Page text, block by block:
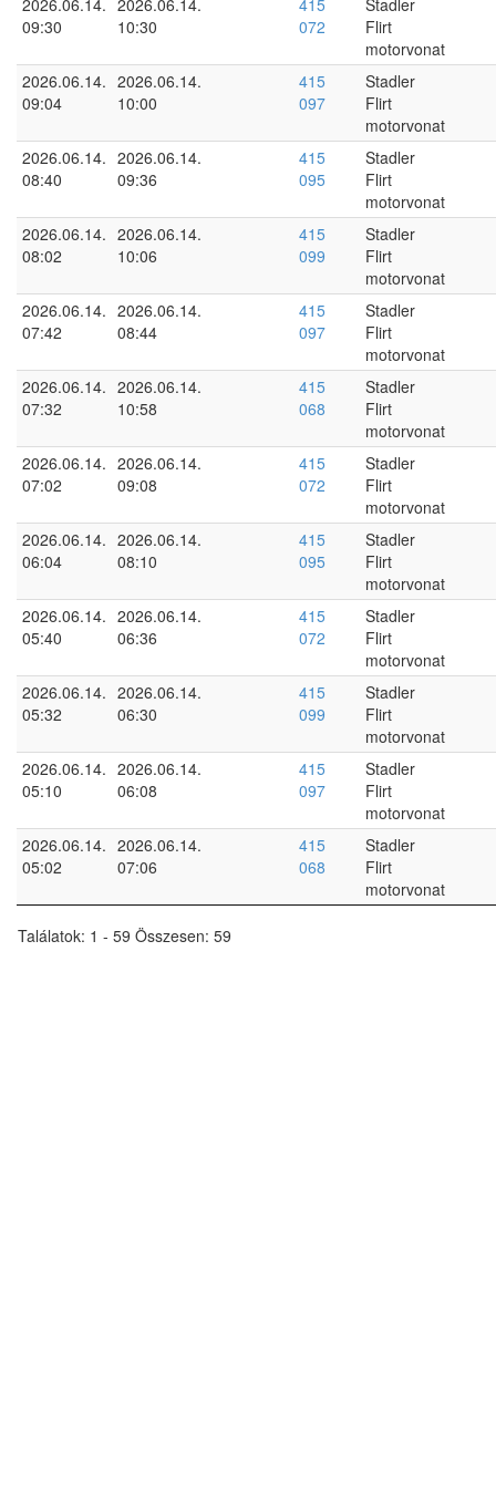
2026.06.14.
09:30
2026.06.14.
10:30
415
072
Stadler
Flirt
motorvonat
2026.06.14.
09:04
2026.06.14.
10:00
415
097
Stadler
Flirt
motorvonat
2026.06.14.
08:40
2026.06.14.
09:36
415
095
Stadler
Flirt
motorvonat
2026.06.14.
08:02
2026.06.14.
10:06
415
099
Stadler
Flirt
motorvonat
2026.06.14.
07:42
2026.06.14.
08:44
415
097
Stadler
Flirt
motorvonat
2026.06.14.
07:32
2026.06.14.
10:58
415
068
Stadler
Flirt
motorvonat
2026.06.14.
07:02
2026.06.14.
09:08
415
072
Stadler
Flirt
motorvonat
2026.06.14.
06:04
2026.06.14.
08:10
415
095
Stadler
Flirt
motorvonat
2026.06.14.
05:40
2026.06.14.
06:36
415
072
Stadler
Flirt
motorvonat
2026.06.14.
05:32
2026.06.14.
06:30
415
099
Stadler
Flirt
motorvonat
2026.06.14.
05:10
2026.06.14.
06:08
415
097
Stadler
Flirt
motorvonat
2026.06.14.
05:02
2026.06.14.
07:06
415
068
Stadler
Flirt
motorvonat
Találatok: 1 - 59 Összesen: 59